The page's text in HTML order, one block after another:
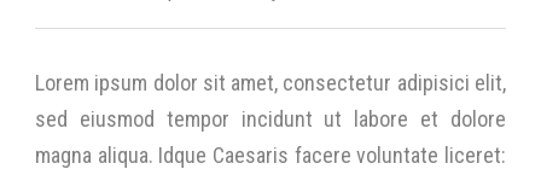
Lorem ipsum dolor sit amet, consectetur adipisici elit,
sed eiusmod tempor incidunt ut labore et dolore
magna aliqua. Idque Caesaris facere voluntate liceret: